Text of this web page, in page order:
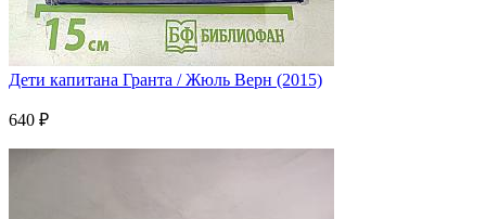
Дети капитана Гранта / Жюль Верн (2015)
640 ₽